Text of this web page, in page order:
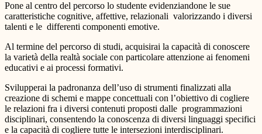
Pone al centro del percorso lo studente evidenziandone le sue
caratteristiche cognitive, affettive, relazionali valorizzando i diversi
talenti e le differenti componenti emotive.
Al termine del percorso di studi, acquisirai la capacità di conoscere
la varietà della realtà sociale con particolare attenzione ai fenomeni
educativi e ai processi formativi.
Svilupperai la padronanza dell’uso di strumenti finalizzati alla
creazione di schemi e mappe concettuali con l’obiettivo di cogliere
le relazioni fra i diversi contenuti proposti dalle programmazioni
disciplinari, consentendo la conoscenza di diversi linguaggi specifici
e la capacità di cogliere tutte le intersezioni interdisciplinari.